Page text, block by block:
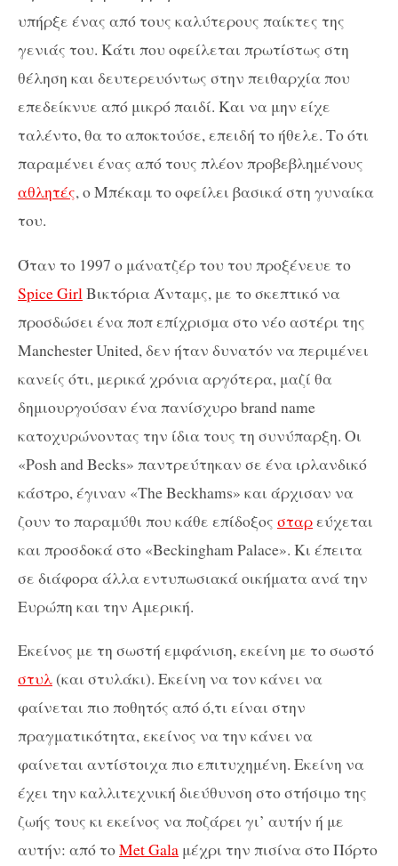
υπήρξε ένας από τους καλύτερους παίκτες της
γενιάς του. Κάτι που οφείλεται πρωτίστως στη
θέληση και δευτερευόντως στην πειθαρχία που
επεδείκνυε από μικρό παιδί. Και να μην είχε
ταλέντο, θα το αποκτούσε, επειδή το ήθελε. Το ότι
παραμένει ένας από τους πλέον προβεβλημένους
αθλητές, ο Μπέκαμ το οφείλει βασικά στη γυναίκα
του.
Όταν το 1997 ο μάνατζέρ του του προξένευε το
Spice Girl Βικτόρια Άνταμς, με το σκεπτικό να
προσδώσει ένα ποπ επίχρισμα στο νέο αστέρι της
Manchester United, δεν ήταν δυνατόν να περιμένει
κανείς ότι, μερικά χρόνια αργότερα, μαζί θα
δημιουργούσαν ένα πανίσχυρο brand name
κατοχυρώνοντας την ίδια τους τη συνύπαρξη. Οι
«Posh and Becks» παντρεύτηκαν σε ένα ιρλανδικό
κάστρο, έγιναν «The Beckhams» και άρχισαν να
ζουν το παραμύθι που κάθε επίδοξος σταρεύχεται
και προσδοκά στο «Beckingham Palace». Κι έπειτα
σε διάφορα άλλα εντυπωσιακά οικήματα ανά την
Ευρώπη και την Αμερική.
Εκείνος με τη σωστή εμφάνιση, εκείνη με το σωστό
στυλ (και στυλάκι). Εκείνη να τον κάνει να
φαίνεται πιο ποθητός από ό,τι είναι στην
πραγματικότητα, εκείνος να την κάνει να
φαίνεται αντίστοιχα πιο επιτυχημένη. Εκείνη να
έχει την καλλιτεχνική διεύθυνση στο στήσιμο της
ζωής τους κι εκείνος να ποζάρει γι’ αυτήν ή με
αυτήν: από τοMet Gala μέχρι την πισίνα στο Πόρτο